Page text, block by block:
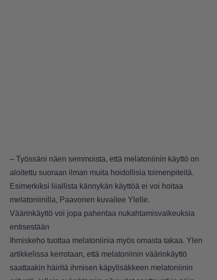
– Työssäni näen semmoista, että melatoniinin käyttö on
aloitettu suoraan ilman muita hoidollisia toimenpiteitä.
Esimerkiksi liiallista kännykän käyttöä ei voi hoitaa
melatoniinilla, Paavonen kuvailee Ylelle.
Väärinkäyttö voi jopa pahentaa nukahtamisvaikeuksia
entisestään
Ihmiskeho tuottaa melatoniinia myös omasta takaa. Ylen
artikkelissa kerrotaan, että melatoniinin väärinkäyttö
saattaakin häiritä ihmisen käpylisäkkeen melatoniinin